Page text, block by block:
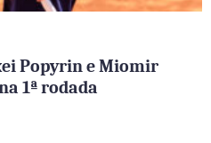
Popyrin e Miomir
1ª rodada